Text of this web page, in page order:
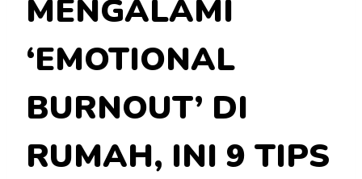
MENGALAMI
‘EMOTIONAL
BURNOUT’ DI
RUMAH, INI 9 TIPS